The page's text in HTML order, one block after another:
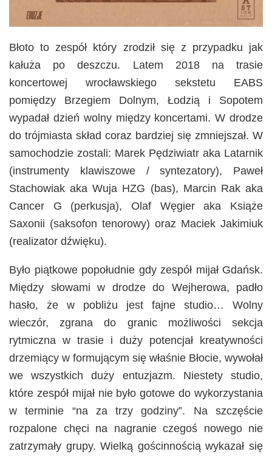
Błoto to zespół który zrodził się z przypadku jak
kałuża po deszczu. Latem 2018 na trasie
koncertowej wrocławskiego sekstetu EABS
pomiędzy Brzegiem Dolnym, Łodzią i Sopotem
wypadał dzień wolny między koncertami. W drodze
do trójmiasta skład coraz bardziej się zmniejszał. W
samochodzie zostali: Marek Pędziwiatr aka Latarnik
(instrumenty klawiszowe / syntezatory), Paweł
Stachowiak aka Wuja HZG (bas), Marcin Rak aka
Cancer G (perkusja), Olaf Węgier aka Książe
Saxonii (saksofon tenorowy) oraz Maciek Jakimiuk
(realizator dźwięku).
Było piątkowe popołudnie gdy zespół mijał Gdańsk.
Między słowami w drodze do Wejherowa, padło
hasło, że w pobliżu jest fajne studio… Wolny
wieczór, zgrana do granic możliwości sekcja
rytmiczna w trasie i duży potencjał kreatywności
drzemiący w formującym się właśnie Błocie, wywołał
we wszystkich duży entuzjazm. Niestety studio,
które zespół mijał nie było gotowe do wykorzystania
w terminie “na za trzy godziny”. Na szczęście
rozpalone chęci na nagranie czegoś nowego nie
zatrzymały grupy. Wielką gościnnością wykazał się